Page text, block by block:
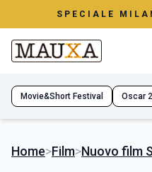
SPECIALE
Movie&Short Festival Oscar
Home>Film>Nuovo film